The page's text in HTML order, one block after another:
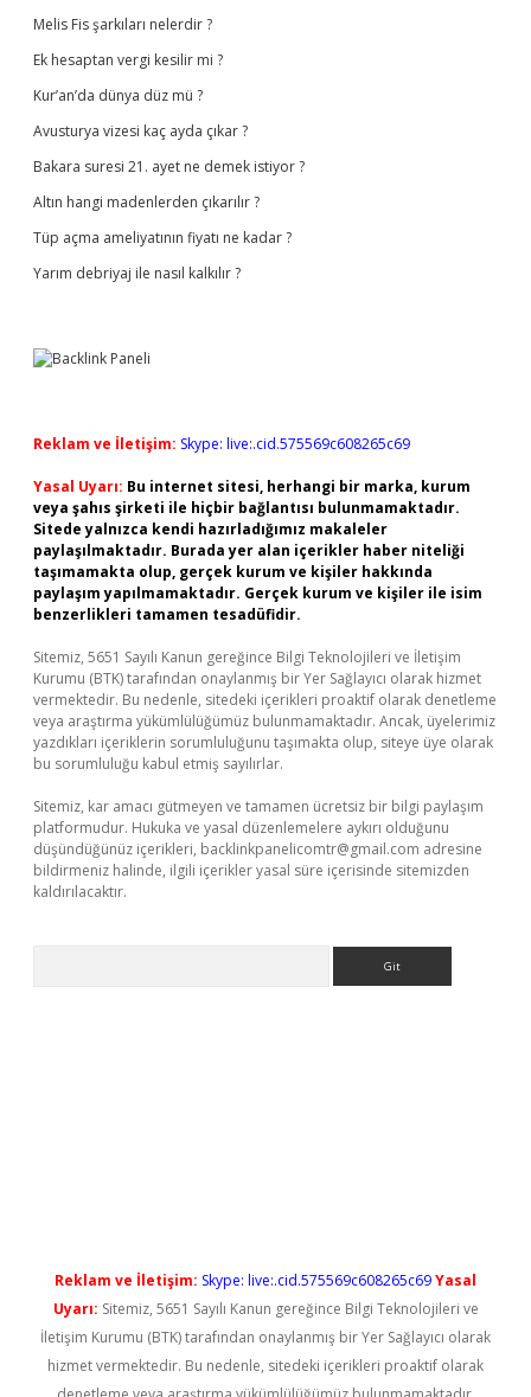
Melis Fis şarkıları nelerdir ?
Ek hesaptan vergi kesilir mi ?
Kur’an’da dünya düz mü ?
Avusturya vizesi kaç ayda çıkar ?
Bakara suresi 21. ayet ne demek istiyor ?
Altın hangi madenlerden çıkarılır ?
Tüp açma ameliyatının fiyatı ne kadar ?
Yarım debriyaj ile nasıl kalkılır ?
Reklam ve İletişim: Skype: live:.cid.575569c608265c69
Yasal Uyarı: Bu internet sitesi, herhangi bir marka, kurum
veya şahıs şirketi ile hiçbir bağlantısı bulunmamaktadır.
Sitede yalnızca kendi hazırladığımız makaleler
paylaşılmaktadır. Burada yer alan içerikler haber niteliği
taşımamakta olup, gerçek kurum ve kişiler hakkında
paylaşım yapılmamaktadır. Gerçek kurum ve kişiler ile isim
benzerlikleri tamamen tesadüfidir.
Sitemiz, 5651 Sayılı Kanun gereğince Bilgi Teknolojileri ve İletişim
Kurumu (BTK) tarafından onaylanmış bir Yer Sağlayıcı olarak hizmet
vermektedir. Bu nedenle, sitedeki içerikleri proaktif olarak denetleme
veya araştırma yükümlülüğümüz bulunmamaktadır. Ancak, üyelerimiz
yazdıkları içeriklerin sorumluluğunu taşımakta olup, siteye üye olarak
bu sorumluluğu kabul etmiş sayılırlar.
Sitemiz, kar amacı gütmeyen ve tamamen ücretsiz bir bilgi paylaşım
platformudur. Hukuka ve yasal düzenlemelere aykırı olduğunu
düşündüğünüz içerikleri, backlinkpanelicomtr@gmail.com adresine
bildirmeniz halinde, ilgili içerikler yasal süre içerisinde sitemizden
kaldırılacaktır.
Reklam ve İletişim: Skype: live:.cid.575569c608265c69Yasal
Uyarı: Sitemiz, 5651 Sayılı Kanun gereğince Bilgi Teknolojileri ve
İletişim Kurumu (BTK) tarafından onaylanmış bir Yer Sağlayıcı olarak
hizmet vermektedir. Bu nedenle, sitedeki içerikleri proaktif olarak